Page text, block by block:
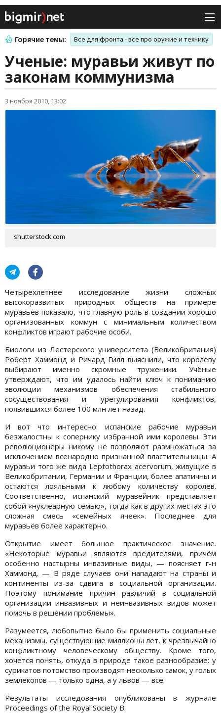
Горячие темы: Все для фронта - все про оружие и технику
Ученые: муравьи живут по
законам коммунизма
3 ноября 2010, 13:02
shutterstock.com
Четырехлетнее исследование жизни сложных
высокоразвитых природных обществ на примере
муравьев показало, что главную роль в создании хорошо
организованных коммун с минимальным количеством
конфликтов играют рабочие особи.
Биологи из Лестерского университета (Великобритания)
Роберт Хаммонд и Ричард Гилл выяснили, что королеву
выбирают именно скромные труженики. Учёные
утверждают, что им удалось найти ключ к пониманию
эволюции механизмов обеспечения стабильного
сосуществования и урегулирования конфликтов,
появившихся более 100 млн лет назад.
И вот что интересно: испанские рабочие муравьи
безжалостны к сопернику избранной ими королевы. Эти
революционеры никому не позволяют размножаться за
исключением всенародно признанной властительницы. А
муравьи того же вида Leptothorax acervorum, живущие в
Великобритании, Германии и Франции, более апатичны и
остаются лояльными к любому количеству королев.
Соответственно, испанский муравейник представляет
собой «нуклеарную семью», тогда как в других местах это
сложная смесь «семейных ячеек». Последнее для
муравьёв более характерно.
Открытие имеет большое практическое значение.
«Некоторые муравьи являются вредителями, причём
особенно настырны инвазивные виды, — поясняет г-н
Хаммонд. — В ряде случаев они нападают на страны и
континенты из-за сдвига в социальной организации.
Поэтому понимание причин различий в социальной
организации инвазивных и неинвазивных видов может
помочь в решении проблемы».
Разумеется, любопытно было бы применить социальные
механизмы, существующие миллионы лет, к чрезвычайно
конфликтному человеческому обществу. Кроме того,
хочется понять, откуда в природе такое разнообразие: у
сурикатов потомство производят несколько самок, у голых
землекопов — только одна, а у львов — все.
Результаты исследования опубликованы в журнале
Proceedings of the Royal Society B.